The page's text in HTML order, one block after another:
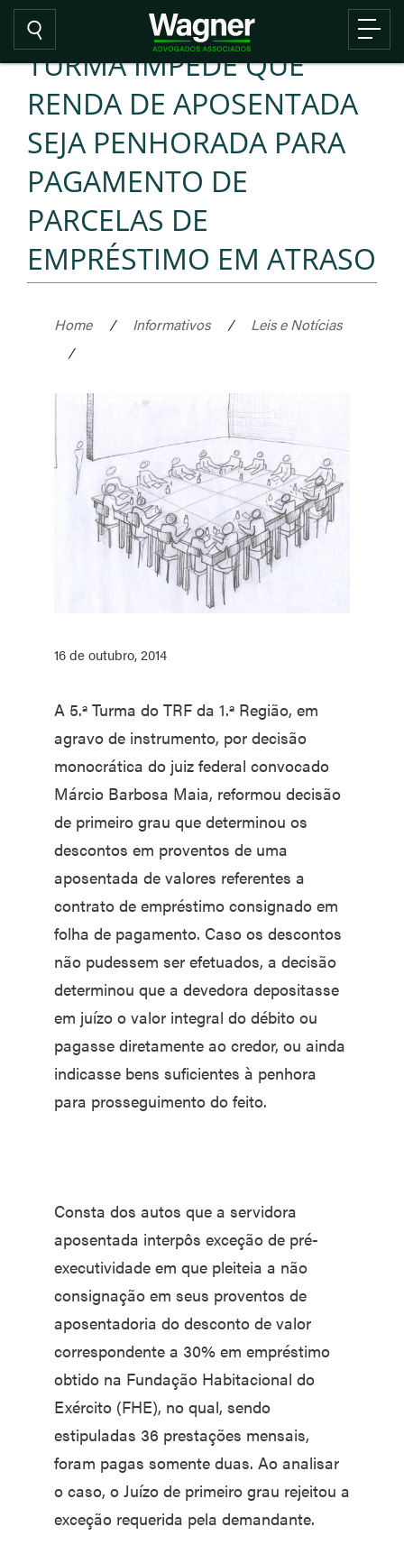
TURMA IMPEDE QUE
RENDA DE APOSENTADA
SEJA PENHORADA PARA
PAGAMENTO DE
PARCELAS DE
EMPRÉSTIMO EM ATRASO
Home / Informativos /
Leis e Notícias
/
16 de outubro, 2014
A 5.ª Turma do TRF da 1.ª Região, em
agravo de instrumento, por decisão
monocrática do juiz federal convocado
Márcio Barbosa Maia, reformou decisão
de primeiro grau que determinou os
descontos em proventos de uma
aposentada de valores referentes a
contrato de empréstimo consignado em
folha de pagamento. Caso os descontos
não pudessem ser efetuados, a decisão
determinou que a devedora depositasse
em juízo o valor integral do débito ou
pagasse diretamente ao credor, ou ainda
indicasse bens suficientes à penhora
para prosseguimento do feito.
Consta dos autos que a servidora
aposentada interpôs exceção de pré-
executividade em que pleiteia a não
consignação em seus proventos de
aposentadoria do desconto de valor
correspondente a 30% em empréstimo
obtido na Fundação Habitacional do
Exército (FHE), no qual, sendo
estipuladas 36 prestações mensais,
foram pagas somente duas. Ao analisar
o caso, o Juízo de primeiro grau rejeitou a
exceção requerida pela demandante.